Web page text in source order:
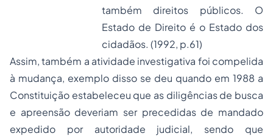
também direitos públicos. O
Estado de Direito é o Estado dos
cidadãos. (1992, p.61)
Assim, também a atividade investigativa foi compelida
à mudança, exemplo disso se deu quando em 1988 a
Constituição estabeleceu que as diligências de busca
e apreensão deveriam ser precedidas de mandado
expedido por autoridade judicial, sendo que